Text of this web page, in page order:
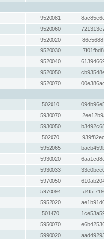
9520081
9520060
9520020
9520030
9520040
9520050
9520070
502010
5930070
5930050
502070
5952065
5930020
5930033
5970050
5970094
5952020
501470
5950070
5990020